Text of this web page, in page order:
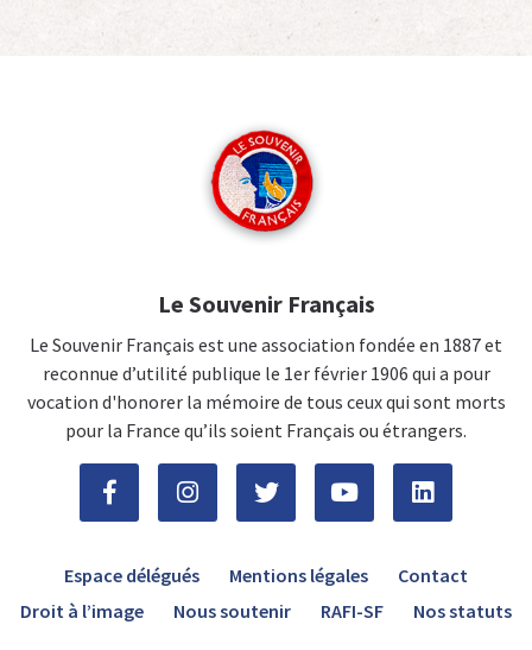
Le Souvenir Français
Le Souvenir Français est une association fondée en 1887 et
reconnue d’utilité publique le 1er février 1906 qui a pour
vocation d'honorer la mémoire de tous ceux qui sont morts
pour la France qu’ils soient Français ou étrangers.
Espace délégués Mentions légales
Contact
Droit à l’image
Nous soutenir RAFI-SF Nos statuts